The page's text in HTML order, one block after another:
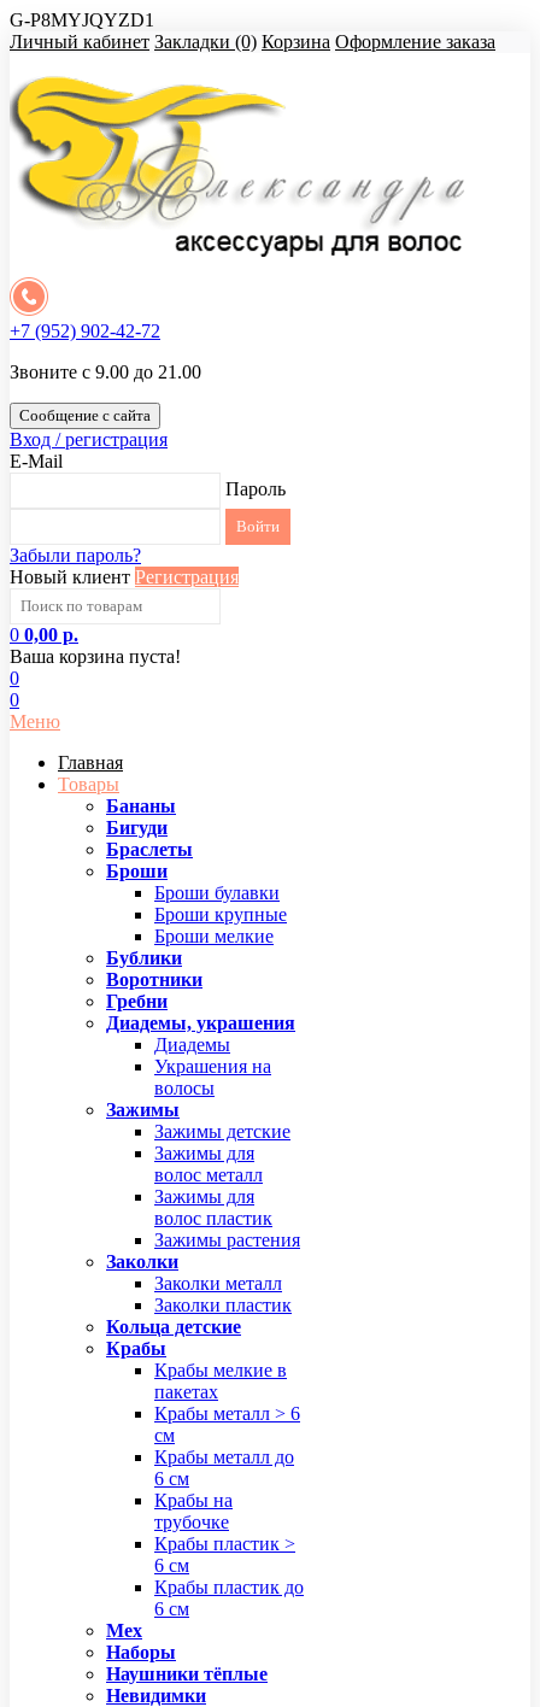
G-P8MYJQYZD1
Личный кабинет Закладки (0) Корзина Оформление заказа
+7 (952) 902-42-72
Звоните с 9.00 до 21.00
Сообщение с сайта
Вход / регистрация
E-Mail
Пароль
Забыли пароль?
Новый клиент Регистрация
0 0,00 р.
Ваша корзина пуста!
0
0
Меню
Главная
Товары
Бананы
Бигуди
Браслеты
Броши
Броши булавки
Броши крупные
Броши мелкие
Бублики
Воротники
Гребни
Диадемы, украшения
Диадемы
Украшения на
волосы
Зажимы
Зажимы детские
Зажимы для
волос металл
Зажимы для
волос пластик
Зажимы растения
Заколки
Заколки металл
Заколки пластик
Кольца детские
Крабы
Крабы мелкие в
пакетах
Крабы металл > 6
см
Крабы металл до
6 см
Крабы на
трубочке
Крабы пластик >
6 см
Крабы пластик до
6 см
Мех
Наборы
Наушники тёплые
Невидимки